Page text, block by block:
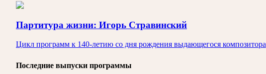
Партитура жизни: Игорь Стравинский
Цикл программ к 140-летию со дня рождения выдающегося композитора
Последние выпуски программы